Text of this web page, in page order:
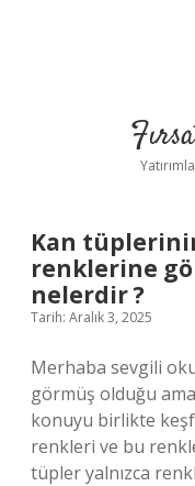
Kan
renklerine
nelerdir ?
Tarih: Aralık 3, 2025
Merhaba sevgili
görmüş olduğu
konuyu birlikte
renkleri ve bu
tüpler yalnızca